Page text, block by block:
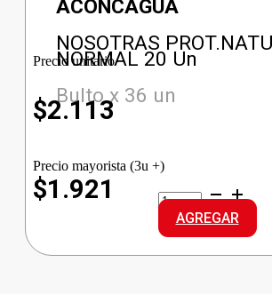
ACONCAGUA
NOSOTRAS
NORMAL 20 Un
Bulto x 36 un
Precio unitario
$2.113
Precio mayorista (3u +)
$1.921
NOSOTRAS
PROT.NATURAL
NORMAL
cantidad
AGREGAR